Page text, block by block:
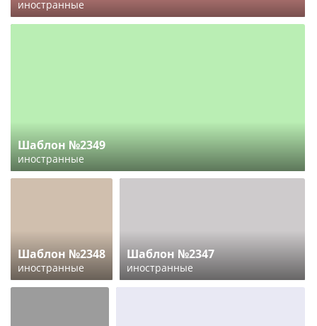
иностранные
Шаблон №2349
иностранные
Шаблон №2348
иностранные
Шаблон №2347
иностранные